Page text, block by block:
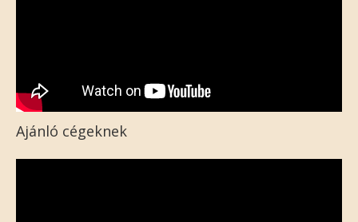
Ajánló cégeknek